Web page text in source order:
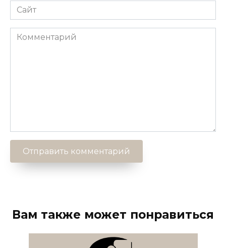
Сайт
Комментарий
Вам также может понравиться